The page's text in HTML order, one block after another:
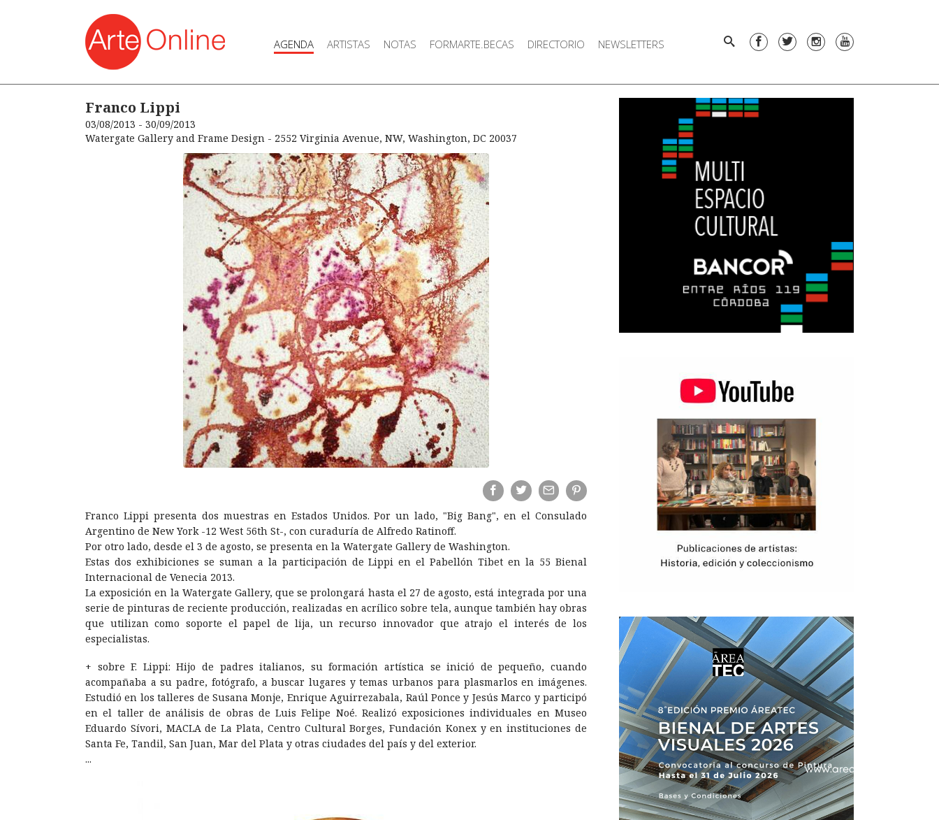
AGENDA ARTISTAS NOTAS FORMARTE.BECAS DIRECTORIO NEWSLETTERS
Franco Lippi
03/08/2013 - 30/09/2013
Watergate Gallery and Frame Design - 2552 Virginia Avenue, NW, Washington, DC 20037
Franco Lippi presenta dos muestras en Estados Unidos. Por un lado, "Big Bang", en el Consulado
Argentino de New York -12 West 56th St-, con curaduría de Alfredo Ratinoff.
Por otro lado, desde el 3 de agosto, se presenta en la Watergate Gallery de Washington.
Estas dos exhibiciones se suman a la participación de Lippi en el Pabellón Tibet en la 55 Bienal
Internacional de Venecia 2013.
La exposición en la Watergate Gallery, que se prolongará hasta el 27 de agosto, está integrada por una
serie de pinturas de reciente producción, realizadas en acrílico sobre tela, aunque también hay obras
que utilizan como soporte el papel de lija, un recurso innovador que atrajo el interés de los
especialistas.
+ sobre F. Lippi: Hijo de padres italianos, su formación artística se inició de pequeño, cuando
acompañaba a su padre, fotógrafo, a buscar lugares y temas urbanos para plasmarlos en imágenes.
Estudió en los talleres de Susana Monje, Enrique Aguirrezabala, Raúl Ponce y Jesús Marco y participó
en el taller de análisis de obras de Luis Felipe Noé. Realizó exposiciones individuales en Museo
Eduardo Sívori, MACLA de La Plata, Centro Cultural Borges, Fundación Konex y en instituciones de
Santa Fe, Tandil, San Juan, Mar del Plata y otras ciudades del país y del exterior.
...